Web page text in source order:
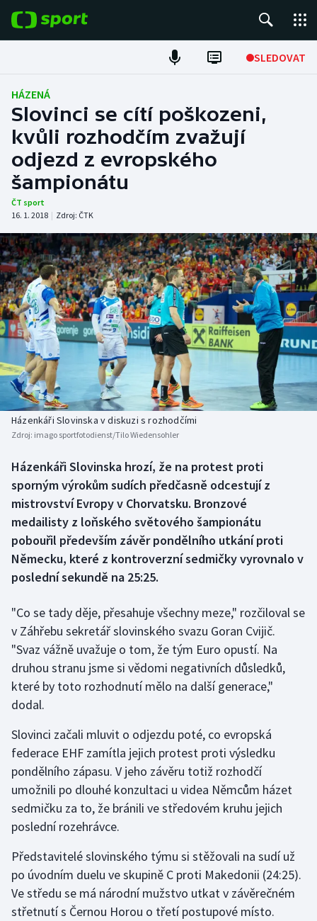
SLEDOVAT
Fotbal
Hokej
Tenis
Atletika
DALŠÍ SPORTY
Americký fotbal
Baseball a softbal
Basketbal
Biatlon
Boby a skeleton
Box
Curling
Dostihy
Florbal
Golf
Gymnastika
Házená
Jezdectví
Judo
Krasobruslení
Lyže a snowboard
Moderní pětiboj
NEPŘEHLÉDNĚTE
Soutěže
Historické návraty
Aplikace ČT sport
AZ kvíz
HÁZENÁ
Slovinci se cítí poškozeni,
kvůli rozhodčím zvažují
odjezd z evropského
šampionátu
ČT sport
16. 1. 2018 | Zdroj: ČTK
Házenkáři Slovinska v diskuzi s rozhodčími
Zdroj: imago sportfotodienst/Tilo Wiedensohler
Házenkáři Slovinska hrozí, že na protest proti
sporným výrokům sudích předčasně odcestují z
mistrovství Evropy v Chorvatsku. Bronzové
medailisty z loňského světového šampionátu
pobouřil především závěr pondělního utkání proti
Německu, které z kontroverzní sedmičky vyrovnalo v
poslední sekundě na 25:25.
"Co se tady děje, přesahuje všechny meze," rozčiloval se
v Záhřebu sekretář slovinského svazu Goran Cvijič.
"Svaz vážně uvažuje o tom, že tým Euro opustí. Na
druhou stranu jsme si vědomi negativních důsledků,
které by toto rozhodnutí mělo na další generace,"
dodal.
Slovinci začali mluvit o odjezdu poté, co evropská
federace EHF zamítla jejich protest proti výsledku
pondělního zápasu. V jeho závěru totiž rozhodčí
umožnili po dlouhé konzultaci u videa Němcům házet
sedmičku za to, že bránili ve středovém kruhu jejich
poslední rozehrávce.
Představitelé slovinského týmu si stěžovali na sudí už
po úvodním duelu ve skupině C proti Makedonii (24:25).
Ve středu se má národní mužstvo utkat v závěrečném
střetnutí s Černou Horou o třetí postupové místo.